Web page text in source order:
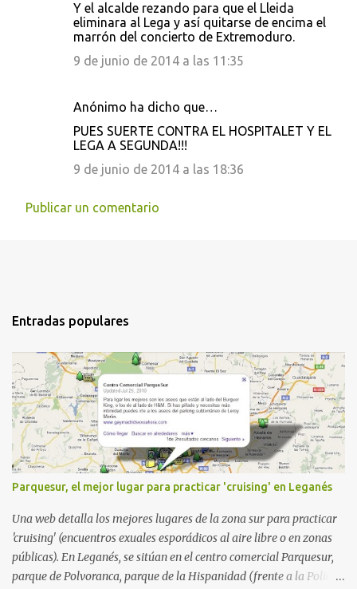
Y el alcalde rezando para que el Lleida
eliminara al Lega y así quitarse de encima el
marrón del concierto de Extremoduro.
9 de junio de 2014 a las 11:35
Anónimo ha dicho que…
PUES SUERTE CONTRA EL HOSPITALET Y EL
LEGA A SEGUNDA!!!
9 de junio de 2014 a las 18:36
Publicar un comentario
Entradas populares
Parquesur, el mejor lugar para practicar 'cruising' en Leganés
Una web detalla los mejores lugares de la zona sur para practicar
'cruising' (encuentros exuales esporádicos al aire libre o en zonas
públicas). En Leganés, se sitúan en el centro comercial Parquesur,
parque de Polvoranca, parque de la Hispanidad (frente a la Policía